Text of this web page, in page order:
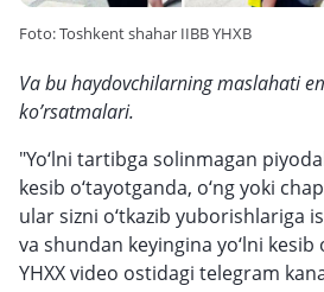
Foto: Toshkent shahar IIBB YHXB
Va bu haydovchilarning maslahati
ko’rsatmalari.
"Yo‘lni tartibga solinmagan
kesib o‘tayotganda, o‘ng yoki
ular sizni o‘tkazib yuborishlariga
va shundan keyingina yo‘lni
YHXX video ostidagi telegram